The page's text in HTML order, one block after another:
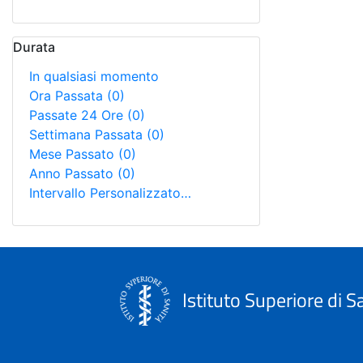
Durata
In qualsiasi momento
Ora Passata (0)
Passate 24 Ore (0)
Settimana Passata (0)
Mese Passato (0)
Anno Passato (0)
Intervallo Personalizzato…
Istituto Superiore di